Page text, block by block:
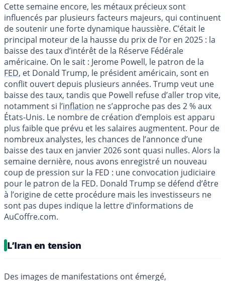
Cette semaine encore, les métaux précieux sont
influencés par plusieurs facteurs majeurs, qui continuent
de soutenir une forte dynamique haussière. C’était le
principal moteur de la hausse du prix de l’or en 2025 : la
baisse des taux d’intérêt de la Réserve Fédérale
américaine. On le sait : Jerome Powell, le patron de la
FED, et Donald Trump, le président américain, sont en
conflit ouvert depuis plusieurs années. Trump veut une
baisse des taux, tandis que Powell refuse d’aller trop vite,
notamment si l’inflation ne s’approche pas des 2 % aux
États-Unis. Le nombre de création d’emplois est apparu
plus faible que prévu et les salaires augmentent. Pour de
nombreux analystes, les chances de l’annonce d’une
baisse des taux en janvier 2026 sont quasi nulles. Alors la
semaine dernière, nous avons enregistré un nouveau
coup de pression sur la FED : une convocation judiciaire
pour le patron de la FED. Donald Trump se défend d’être
à l’origine de cette procédure mais les investisseurs ne
sont pas dupes indique la lettre d’informations de
AuCoffre.com.
L’Iran en tension
Des images de manifestations ont émergé,